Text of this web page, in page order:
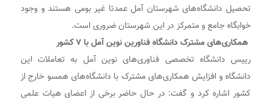
تحصیل دانشگاه‌های شهرستان آمل عمدتا غیر بومی هستند و وجود
خوابگاه جامع و متمرکز در این شهرستان ضروری است.
همکاری‌های مشترک دانشگاه فناورین نوین آمل با ۷ کشور
رییس دانشگاه تخصصی فناوری‌های نوین آمل به تعاملات این
دانشگاه و افزایش همکاری‌های مشترک با دانشگاه‌های همسو خارج از
کشور اشاره کرد و گفت: در حال حاضر برخی از اعضای هیات علمی